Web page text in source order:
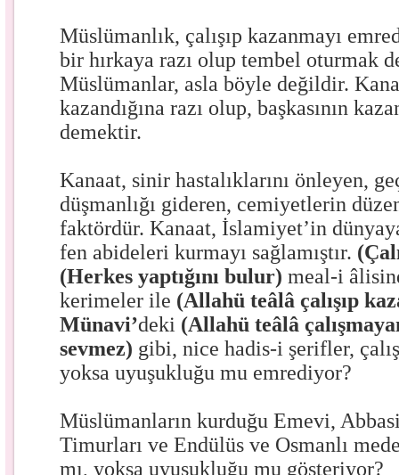
Müslümanlık, çalışıp kazanmayı
bir hırkaya razı olup tembel oturmak
Müslümanlar, asla böyle değildir.
kazandığına razı olup, başkasının
demektir.
Kanaat, sinir hastalıklarını önleyen,
düşmanlığı gideren, cemiyetlerin
faktördür. Kanaat, İslamiyet’in
fen abideleri kurmayı sağlamıştır.
(Herkes yaptığını bulur) meal-i
kerimeler ile (Allahü teâlâ çalışıp
Münavi’deki (Allahü teâlâ
sevmez) gibi, nice hadis-i şerifler,
yoksa uyuşukluğu mu emrediyor?
Müslümanların kurduğu Emevi,
Timurları ve Endülüs ve Osmanlı
mı, yoksa uyuşukluğu mu gösteriyor?